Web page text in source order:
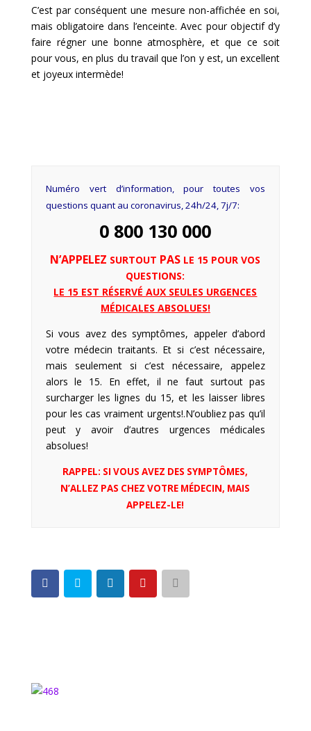
C’est par conséquent une mesure non-affichée en soi,
mais obligatoire dans l’enceinte. Avec pour objectif d’y
faire régner une bonne atmosphère, et que ce soit
pour vous, en plus du travail que l’on y est, un excellent
et joyeux intermède!
Numéro vert d’information, pour toutes vos
questions quant au coronavirus, 24h/24, 7j/7:
0 800 130 000
N’APPELEZ SURTOUT PAS LE 15 POUR VOS
QUESTIONS:
LE 15 EST RÉSERVÉ AUX SEULES URGENCES
MÉDICALES ABSOLUES!
Si vous avez des symptômes, appeler d’abord
votre médecin traitants. Et si c’est nécessaire,
mais seulement si c’est nécessaire, appelez
alors le 15. En effet, il ne faut surtout pas
surcharger les lignes du 15, et les laisser libres
pour les cas vraiment urgents!.N’oubliez pas qu’il
peut y avoir d’autres urgences médicales
absolues!
RAPPEL: SI VOUS AVEZ DES SYMPTÔMES,
N’ALLEZ PAS CHEZ VOTRE MÉDECIN, MAIS
APPELEZ-LE!